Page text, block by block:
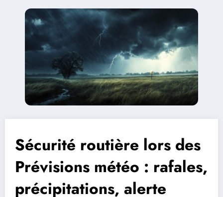
Sécurité routière lors des
Prévisions météo : rafales,
précipitations, alerte